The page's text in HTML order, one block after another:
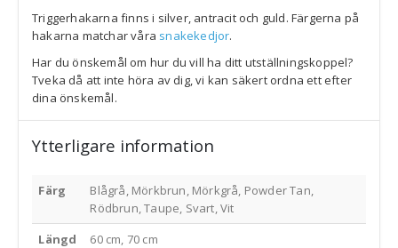
Triggerhakarna finns i silver, antracit och guld. Färgerna på
hakarna matchar våra snakekedjor.
Har du önskemål om hur du vill ha ditt utställningskoppel?
Tveka då att inte höra av dig, vi kan säkert ordna ett efter
dina önskemål.
Ytterligare information
Färg
Blågrå, Mörkbrun, Mörkgrå, Powder Tan,
Rödbrun, Taupe, Svart, Vit
Längd
60 cm, 70 cm